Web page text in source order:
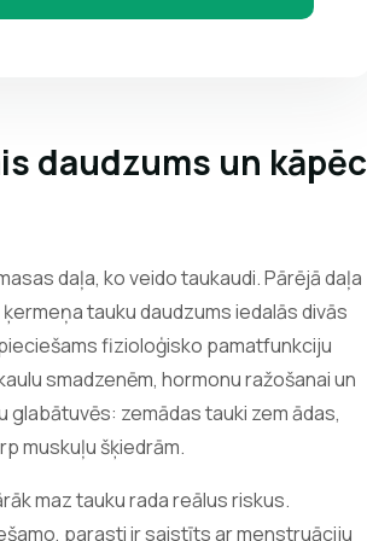
daudzums un kāpēc
daļa, ko veido taukaudi. Pārējā daļa
tauku daudzums iedalās divās
fizioloģisko pamatfunkciju
smadzenēm, hormonu ražošanai un
glabātuvēs: zemādas tauki zem ādas,
muskuļu šķiedrām.
maz tauku rada reālus riskus.
parasti ir saistīts ar menstruāciju